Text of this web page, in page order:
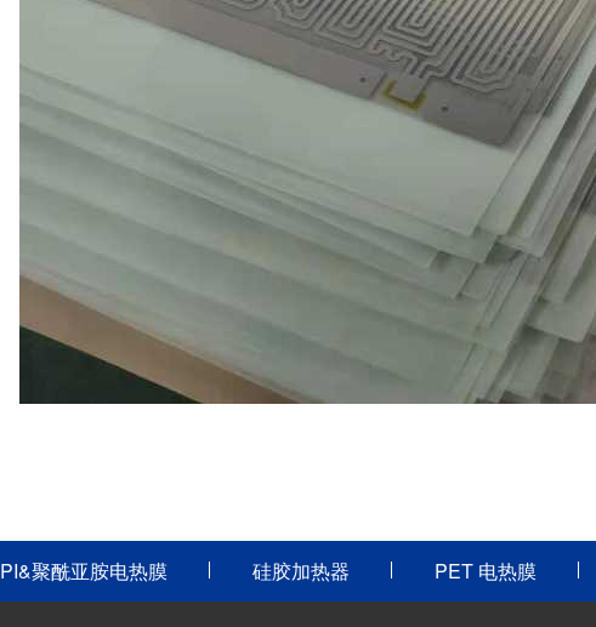
PI&聚酰亚胺电热膜 硅胶加热器 PET 电热膜